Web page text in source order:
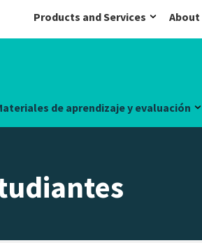
Products and Services About
de aprendizaje y evaluación